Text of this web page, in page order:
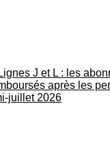
J et L : les
après les
juillet 2026